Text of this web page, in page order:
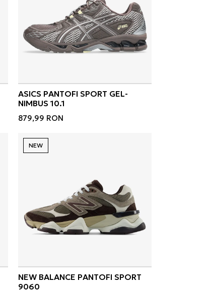
ASICS PANTOFI SPORT GEL-
NIMBUS 10.1
879,99 RON
NEW
NEW BALANCE PANTOFI SPORT
9060